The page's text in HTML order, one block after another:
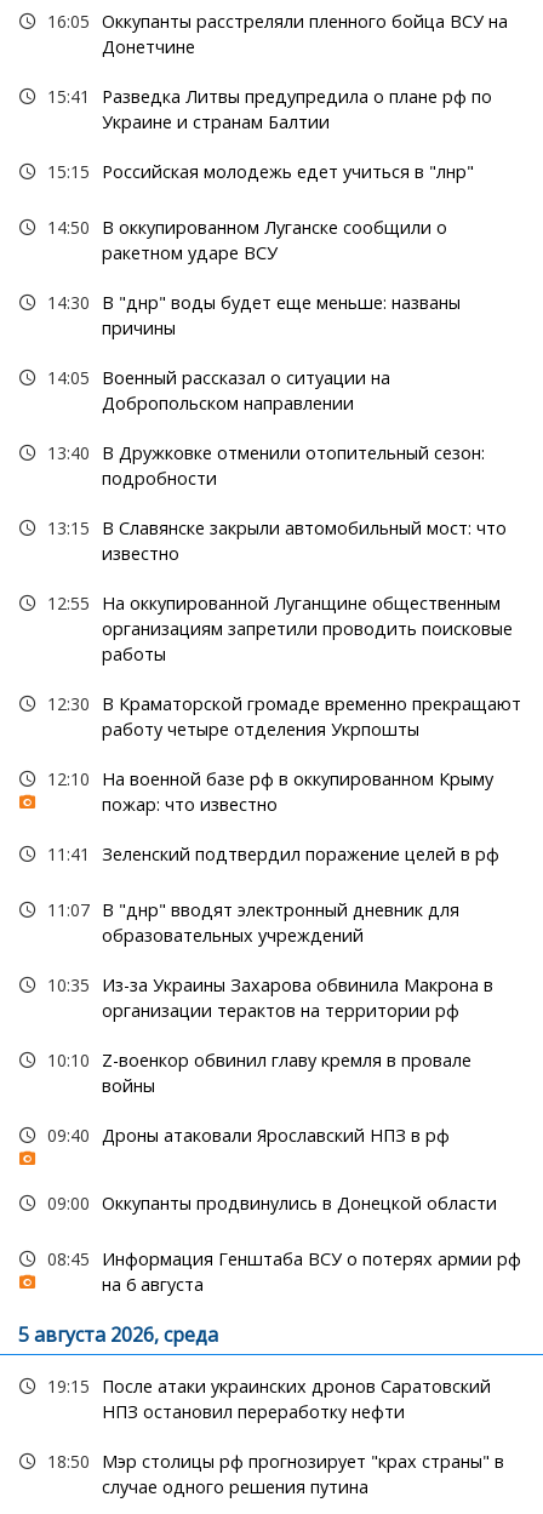
16:05 Оккупанты расстреляли пленного бойца ВСУ на
Донетчине
15:41
Разведка Литвы предупредила о плане рф по
Украине и странам Балтии
15:15 Российская молодежь едет учиться в "лнр"
14:50
В оккупированном Луганске сообщили о
ракетном ударе ВСУ
14:30
В "днр" воды будет еще меньше: названы
причины
14:05
Военный рассказал о ситуации на
Добропольском направлении
13:40
В Дружковке отменили отопительный сезон:
подробности
13:15
В Славянске закрыли автомобильный мост: что
известно
12:55
На оккупированной Луганщине общественным
организациям запретили проводить поисковые
работы
12:30
В Краматорской громаде временно прекращают
работу четыре отделения Укрпошты
12:10
На военной базе рф в оккупированном Крыму
пожар: что известно
11:41 Зеленский подтвердил поражение целей в рф
11:07 В "днр" вводят электронный дневник для
образовательных учреждений
10:35
Из-за Украины Захарова обвинила Макрона в
организации терактов на территории рф
10:10
Z-военкор обвинил главу кремля в провале
войны
09:40 Дроны атаковали Ярославский НПЗ в рф
09:00 Оккупанты продвинулись в Донецкой области
08:45
Информация Генштаба ВСУ о потерях армии рф
на 6 августа
5 августа 2026, среда
19:15
После атаки украинских дронов Саратовский
НПЗ остановил переработку нефти
18:50
Мэр столицы рф прогнозирует "крах страны" в
случае одного решения путина